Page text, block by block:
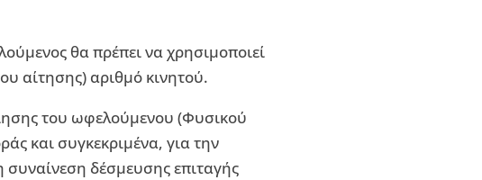
θα πρέπει να χρησιμοποιεί
αίτησης) αριθμό κινητού.
του ωφελούμενου (Φυσικού
και συγκεκριμένα, για την
δέσμευσης επιταγής